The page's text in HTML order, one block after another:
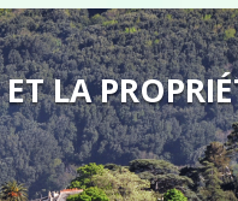
LASAUVAGE